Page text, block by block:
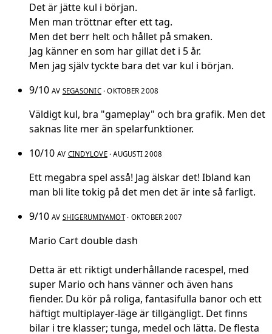
Det är jätte kul i början.
Men man tröttnar efter ett tag.
Men det berr helt och hållet på smaken.
Jag känner en som har gillat det i 5 år.
Men jag själv tyckte bara det var kul i början.
9/10 AV SEGASONIC· OKTOBER 2008
Väldigt kul, bra "gameplay" och bra grafik. Men det
saknas lite mer än spelarfunktioner.
10/10 AV CINDYLOVE· AUGUSTI 2008
Ett megabra spel asså! Jag älskar det! Ibland kan
man bli lite tokig på det men det är inte så farligt.
9/10 AV SHIGERUMIYAMOT· OKTOBER 2007
Mario Cart double dash
Detta är ett riktigt underhållande racespel, med
super Mario och hans vänner och även hans
fiender. Du kör på roliga, fantasifulla banor och ett
häftigt multiplayer-läge är tillgängligt. Det finns
bilar i tre klasser; tunga, medel och lätta. De flesta